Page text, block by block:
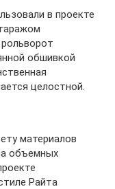
в проекте
обшивкой
целостной.
материалов
объемных
Райта